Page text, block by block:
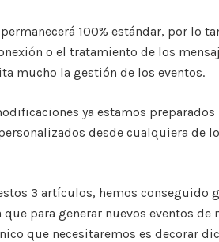
100% estándar, por lo
o el tratamiento de los
mucho la gestión de los eventos.
ya estamos
desde cualquiera de
3 artículos, hemos conseguido
que para generar nuevos eventos
que necesitaremos es decorar